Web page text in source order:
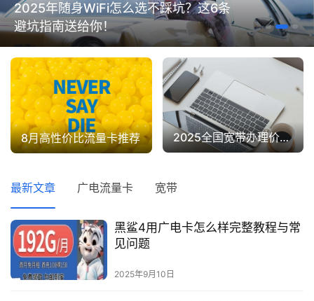
首
2025年随身WiFi怎么选不踩坑？这6条
避坑指南送给你！
8月高性价比流量卡推荐 2025全国宽带办理价格表
最新文章 广电流量卡 宽带
黑鲨4用广电卡怎么样完整教程与常
见问题
2025年9月10日